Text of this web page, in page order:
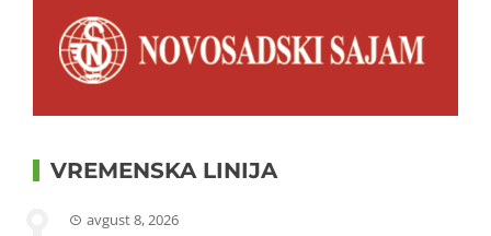
VREMENSKA LINIJA
avgust 8, 2026